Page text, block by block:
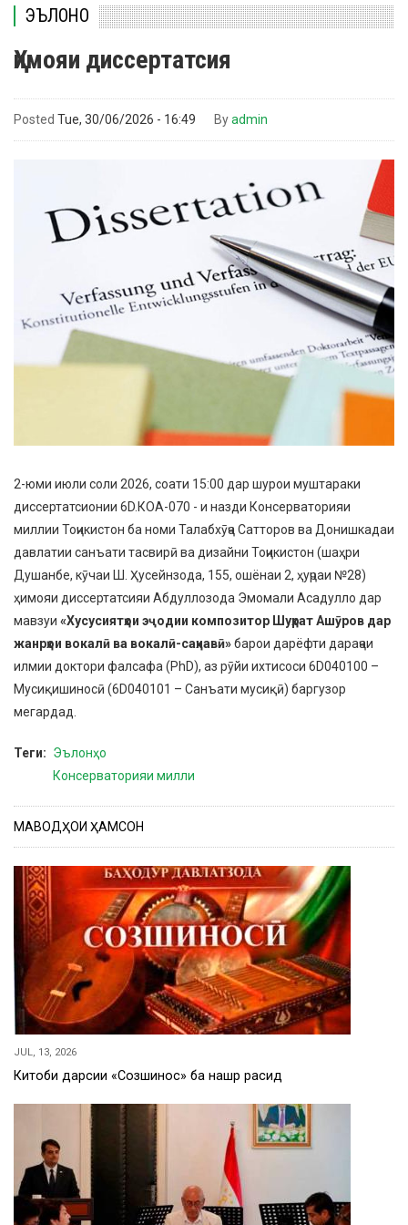
ЭЪЛОНҲО
Ҳимояи диссертатсия
Posted Tue, 30/06/2026 - 16:49 Byadmin
2-юми июли соли 2026, соати 15:00 дар шурои муштараки
диссертатсионии 6D.КОА-070 - и назди Консерваторияи
миллии Тоҷикистон ба номи Талабхӯҷа Сатторов ва Донишкадаи
давлатии санъати тасвирӣ ва дизайни Тоҷикистон (шаҳри
Душанбе, кӯчаи Ш. Ҳусейнзода, 155, ошёнаи 2, ҳуҷраи №28)
ҳимояи диссертатсияи Абдуллозода Эмомали Асадулло дар
мавзуи «Хусусиятҳои эҷодии композитор Шуҳрат Ашӯров дар
жанрҳои вокалӣ ва вокалӣ-саҳнавӣ»барои дарёфти дараҷаи
илмии доктори фалсафа (PhD), аз рӯйи ихтисоси 6D040100 –
Мусиқишиносӣ (6D040101 – Санъати мусиқӣ) баргузор
мегардад.
Теги
Эълонҳо
Консерваторияи милли
МАВОДҲОИ ҲАМСОН
JUL, 13, 2026
Китоби дарсии «Созшиносӣ» ба нашр расид